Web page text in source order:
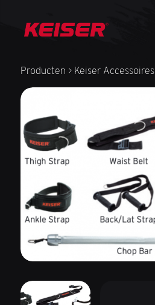
Producten > Keiser Accessoires